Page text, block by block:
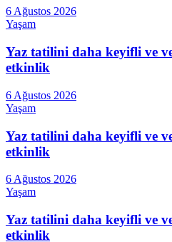
6 Ağustos 2026
Yaşam
Yaz tatilini daha keyifli ve
etkinlik
6 Ağustos 2026
Yaşam
Yaz tatilini daha keyifli ve
etkinlik
6 Ağustos 2026
Yaşam
Yaz tatilini daha keyifli ve
etkinlik